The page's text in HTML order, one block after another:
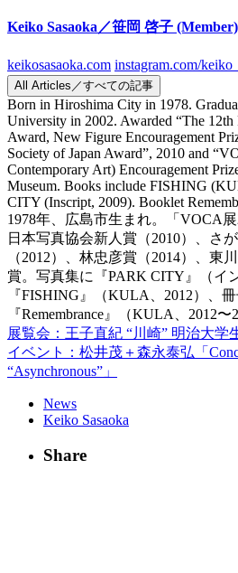
Keiko Sasaoka／笹岡 啓子 (Member)
keikosasaoka.com instagram.com/
All Articles／すべての記事
Born in Hiroshima City in 1978.
University in 2002. Awarded “The 12th
Award, New Figure Encouragement
Society of Japan Award”, 2010 and
Contemporary Art) Encouragement
Museum. Books include FISHING
CITY (Inscript, 2009). Booklet
1978年、広島市生まれ。「VOCA展
日本写真協会新人賞（2010）、さ
（2012）、林忠彦賞（2014）、東
賞。写真集に『PARK CITY』（イ
『FISHING』（KULA、2012）、
『Remembrance』（KULA、2012〜
展覧会：王子直紀 “川崎” 明治大学
イベント：松井茂＋森永泰弘「
“Asynchronous”」
News
Keiko Sasaoka
Share